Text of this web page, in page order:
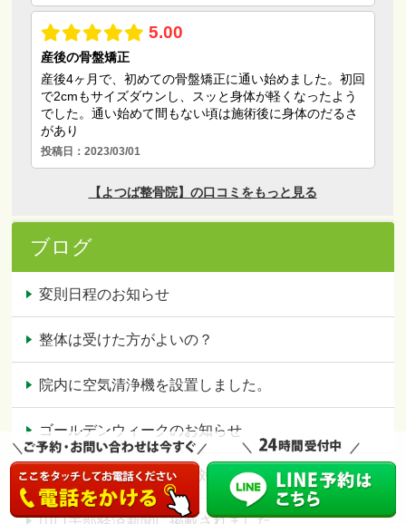
ブログ
変則日程のお知らせ
整体は受けた方がよいの？
院内に空気清浄機を設置しました。
ゴールデンウィークのお知らせ
コロナウィルスに対する対応
山口宇部経済新聞に掲載されました